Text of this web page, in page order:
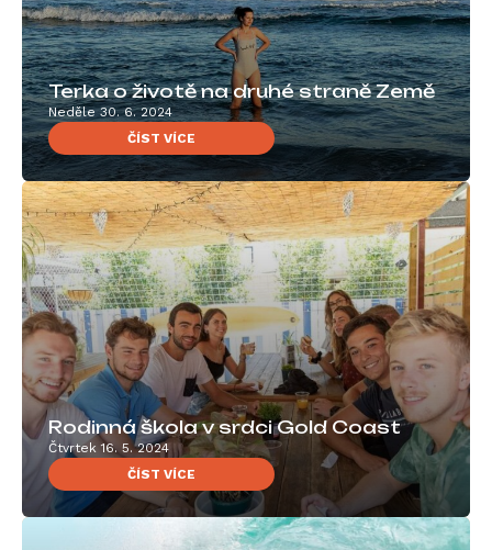
Terka o životě na druhé straně Země
Neděle 30. 6. 2024
ČÍST VÍCE
Rodinná škola v srdci Gold Coast
Čtvrtek 16. 5. 2024
ČÍST VÍCE